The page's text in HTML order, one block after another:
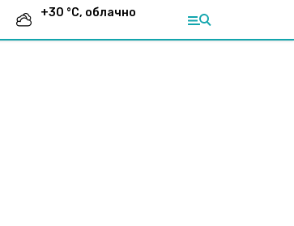
+30 °С, облачно